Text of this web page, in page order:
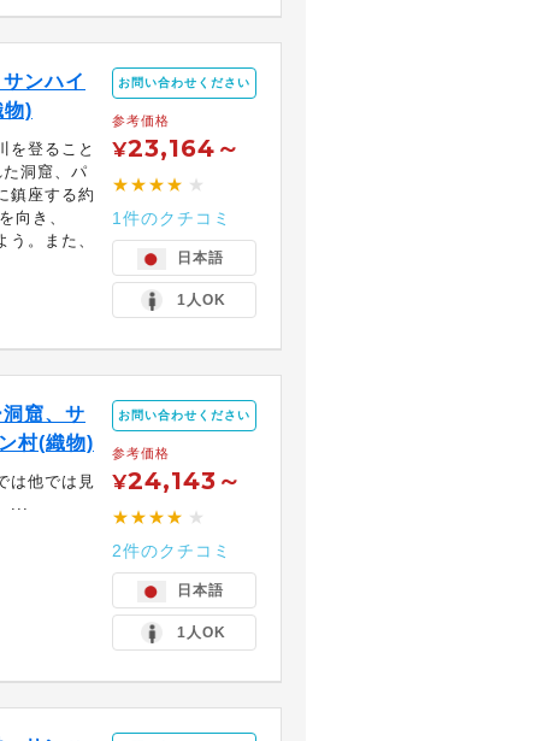
ンハイ
物)
を登ること
洞窟、パ
鎮座する約
向き、
う。また、
お問い合わせください
参考価格
¥23,164～
★★★★ ★
1件のクチコミ
日本語
1人OK
窟、サ
村(織物)
は他では見
...
お問い合わせください
参考価格
¥24,143～
★★★★ ★
2件のクチコミ
日本語
1人OK